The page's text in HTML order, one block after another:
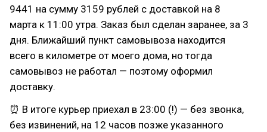
9441 на сумму 3159 рублей с доставкой на 8
марта к 11:00 утра. Заказ был сделан заранее, за 3
дня. Ближайший пункт самовывоза находится
всего в километре от моего дома, но тогда
самовывоз не работал — поэтому оформил
доставку.
⏰ В итоге курьер приехал в 23:00 (!) — без звонка,
без извинений, на 12 часов позже указанного